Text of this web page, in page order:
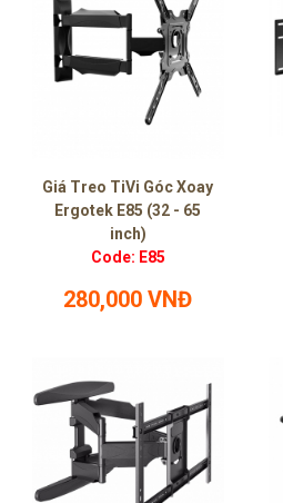
Giá Treo TiVi Góc Xoay
Ergotek E85 (32 - 65
inch)
Code: E85
280,000 VNĐ